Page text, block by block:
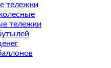
тележки
тележки